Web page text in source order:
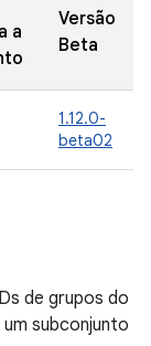
a
Versão
Beta
1.12.0-
beta02
de grupos do
subconjunto